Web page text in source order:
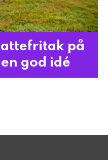
på
god idé